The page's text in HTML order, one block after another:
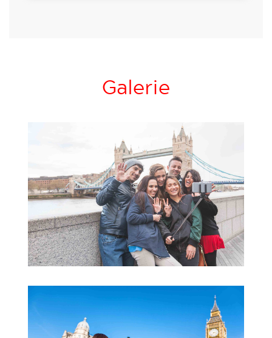
Galerie